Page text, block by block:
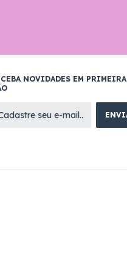
NOVIDADES EM PRIMEIRA